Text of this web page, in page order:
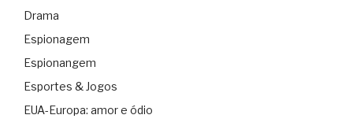
Drama
Espionagem
Espionangem
Esportes & Jogos
EUA-Europa: amor e ódio